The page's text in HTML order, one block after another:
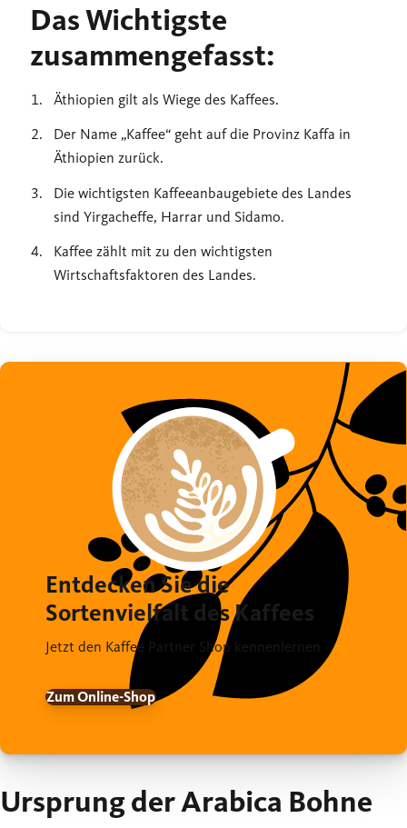
Das Wichtigste
zusammengefasst:
Äthiopien gilt als Wiege des Kaffees.
Der Name „Kaffee“ geht auf die Provinz Kaffa in
Äthiopien zurück.
Die wichtigsten Kaffeeanbaugebiete des Landes
sind Yirgacheffe, Harrar und Sidamo.
Kaffee zählt mit zu den wichtigsten
Wirtschaftsfaktoren des Landes.
Entdecken Sie die
Sortenvielfalt des Kaffees
Jetzt den Kaffee Partner Shop kennenlernen
Zum Online-Shop
Ursprung der Arabica Bohne